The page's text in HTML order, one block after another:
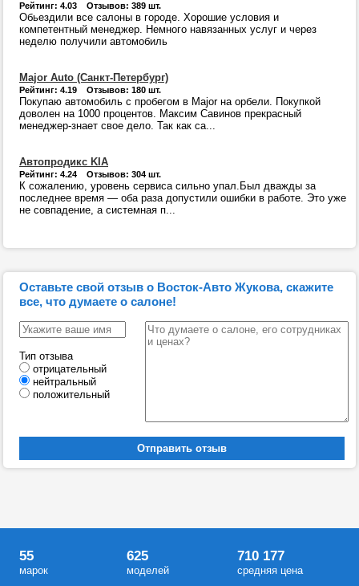
Рейтинг: 4.03 Отзывов: 389 шт.
Обьездили все салоны в городе. Хорошие условия и
компетентный менеджер. Немного навязанных услуг и через
неделю получили автомобиль
Major Auto (Санкт-Петербург)
Рейтинг: 4.19 Отзывов: 180 шт.
Покупаю автомобиль с пробегом в Major на орбели. Покупкой
доволен на 1000 процентов. Максим Савинов прекрасный
менеджер-знает свое дело. Так как са...
Автопродикс KIA
Рейтинг: 4.24 Отзывов: 304 шт.
К сожалению, уровень сервиса сильно упал.Был дважды за
последнее время — оба раза допустили ошибки в работе. Это уже
не совпадение, а системная п...
Оставьте свой отзыв о Восток-Авто Жукова, скажите
все, что думаете о салоне!
Тип отзыва
отрицательный
нейтральный
положительный
55
марок
625
моделей
710 177
средняя цена